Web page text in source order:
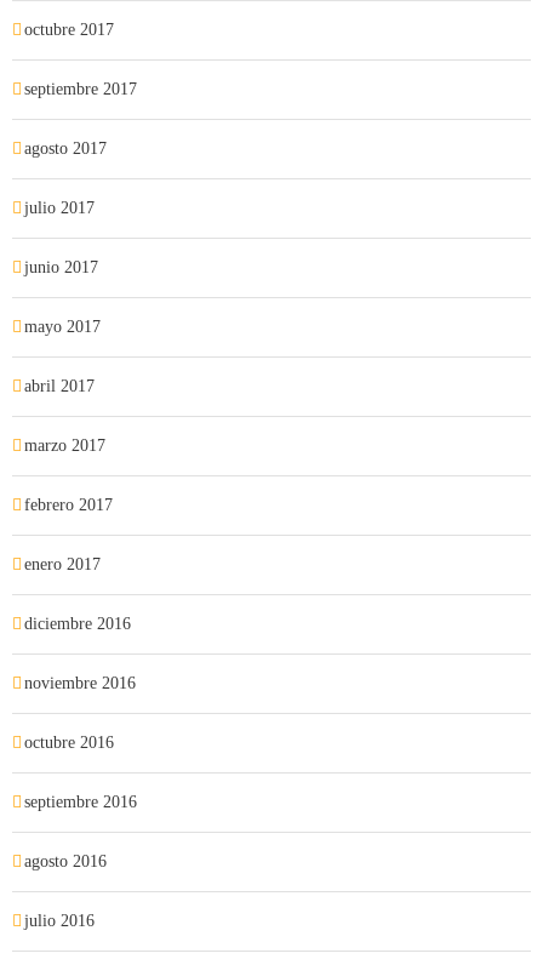
octubre 2017
septiembre 2017
agosto 2017
julio 2017
junio 2017
mayo 2017
abril 2017
marzo 2017
febrero 2017
enero 2017
diciembre 2016
noviembre 2016
octubre 2016
septiembre 2016
agosto 2016
julio 2016